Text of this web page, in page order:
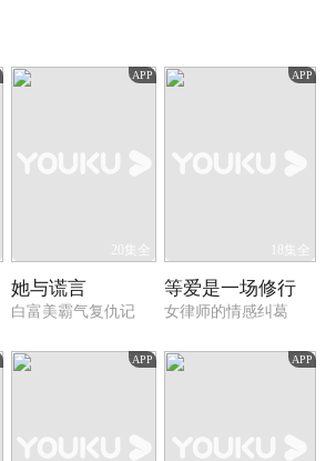
富足的家庭主妇，实际上她的家庭存在着婆媳不
一路坎坷后，治愈了内心的伤，愿意接受新的感
APP
20集全
她与谎言
白富美霸气复仇记
APP
18集全
等爱是一场修行
女律师的情感纠葛
APP APP